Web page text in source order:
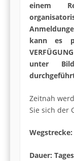
einem
kann es
unter
Zeitnah
Sie sich der
Dauer: